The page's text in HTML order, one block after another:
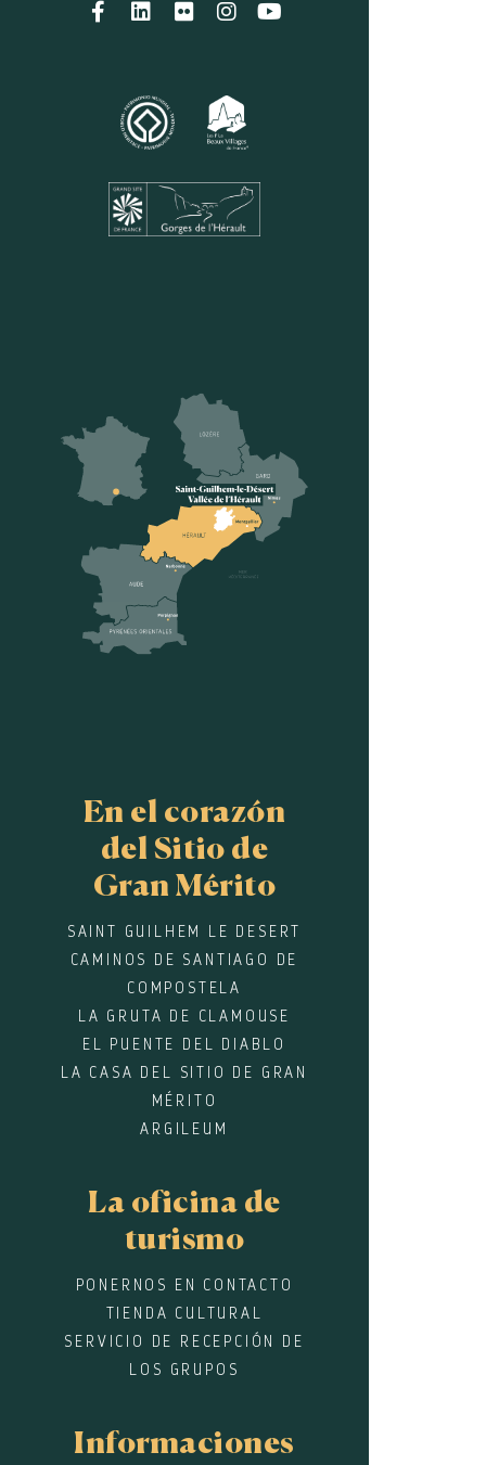
En el corazón
del Sitio de
Gran Mérito
SAINT GUILHEM LE DESERT
CAMINOS DE SANTIAGO DE
COMPOSTELA
LA GRUTA DE CLAMOUSE
EL PUENTE DEL DIABLO
LA CASA DEL SITIO DE GRAN
MÉRITO
ARGILEUM
La oficina de
turismo
PONERNOS EN CONTACTO
TIENDA CULTURAL
SERVICIO DE RECEPCIÓN DE
LOS GRUPOS
Informaciones